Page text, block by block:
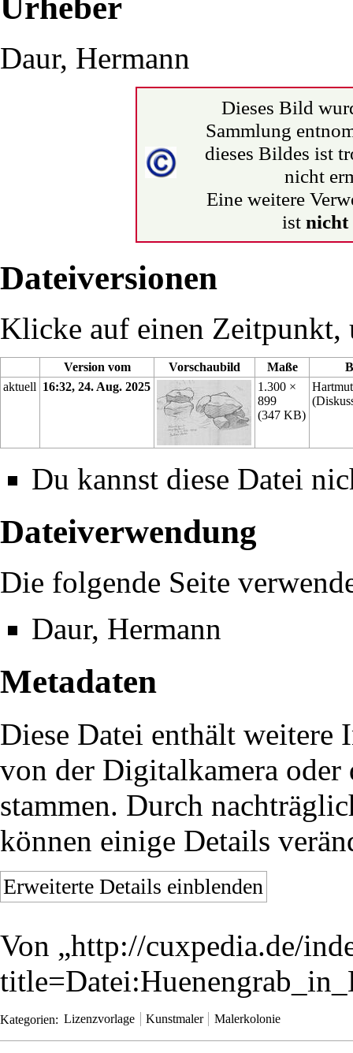
Urheber
Daur, Hermann
Dieses Bild
Sammlung
dieses Bildes ist
nicht
Eine weitere
ist nicht
Dateiversionen
Klicke auf einen Zeitpunkt,
Version vom Vorschaubild Maße
aktuell 16:32, 24. Aug. 2025
1.300 ×
899
(347 KB)
(
Du kannst diese Datei
Dateiverwendung
Die folgende Seite
Daur, Hermann
Metadaten
Diese Datei enthält weitere
von der Digitalkamera oder
stammen. Durch
können einige Details
Erweiterte Details einblenden
Von „http://cuxpedia.de/
Kategorien: Lizenzvorlage Kunstmaler Malerkolonie